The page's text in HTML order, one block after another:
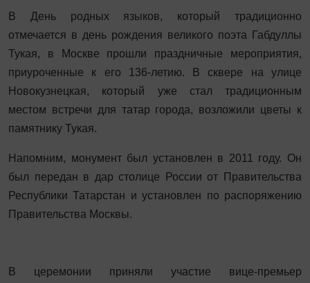
В День родных языков, который традиционно
отмечается в день рождения великого поэта Габдуллы
Тукая, в Москве прошли праздничные мероприятия,
приуроченные к его 136-летию. В сквере на улице
Новокузнецкая, который уже стал традиционным
местом встречи для татар города, возложили цветы к
памятнику Тукая.
Напомним, монумент был установлен в 2011 году. Он
был передан в дар столице России от Правительства
Республики Татарстан и установлен по распоряжению
Правительства Москвы.
В церемонии приняли участие вице-премьер